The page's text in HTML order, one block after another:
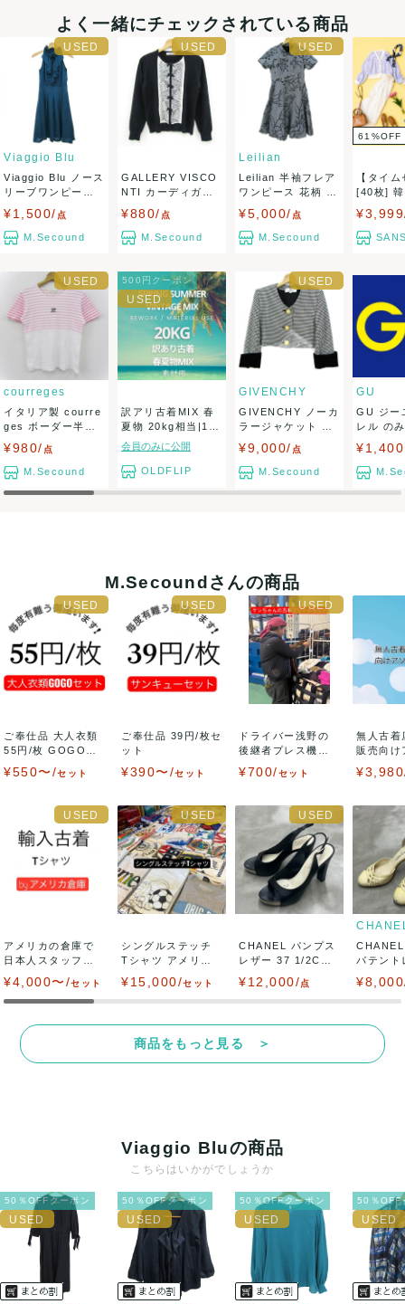
のお客様は 一箱毎に1000円、沖縄/その他離島のお客様は、
一箱毎に1500円、受注確定時に頂戴いたします。
・返品不可
決済方法
クレジットカード、メルペイ、銀行振込、PayPay、コンビ
出荷
送料：¥1,800 (見込み)
送料表を確認する
こちらの出品者の商品を¥20,000以上注文の場合送料無料に
なります
出荷目安：1週間程度
岡山県から出荷
よく一緒にチェックされている商品
Viaggio Blu
Viaggio Blu ノース
リーブワンピース
¥1,500/ 点
M.Secound
GALLERY VISCO
NTI カーディガン
¥880/ 点
M.Secound
Leilian
Leilian 半袖フレア
ワンピース 花柄 チ
¥5,000/ 点
M.Secound
61 %OFF
【タイ
[40枚] 韓国 ファッ
courreges
イタリア製 courre
ges ボーダー半袖T
シャ...
¥980/ 点
M.Secound
500円クーポン
訳アリ古着MIX 春
夏物 20kg相当|160
サイ...
会員のみに公開
OLDFLIP
GIVENCHY
GIVENCHY ノーカ
ラージャケット シ
ョート丈...
¥9,000/ 点
M.Secound
GU
GU ジー
レル のみ まとめ
り 大量
M.Secoundさんの商品
ご奉仕品 大人衣類
55円/枚 GOGOセ
¥550〜/セット
ご奉仕品 39円/枚セ
ット
¥390〜/セット
ドライバー浅野の
後継者プレス機の
セ...
¥700/セット
無人古着
販売向け
アメリカの倉庫で
日本人スタッフが
ピ...
¥4,000〜/セット
シングルステッチ
Tシャツ アメリカ
¥15,000/セット
CHANEL パンプス
レザー 37 1/2C
¥12,000/点
パテント
商品をもっと見る ＞
Viaggio Bluの商品
こちらはいかがでしょうか
50％OFFクーポン 50％OFFクーポン 50％OFFクーポン 50％OFF